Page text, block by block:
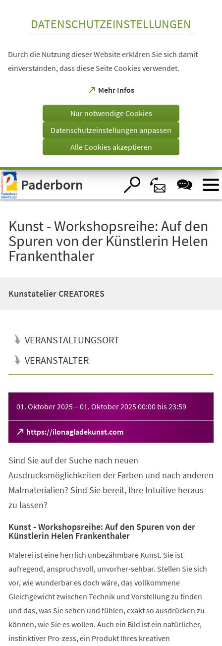
Visuelle
Assistenzsoftware
öffnen.
DATENSCHUTZEINSTELLUNGEN
Durch die Nutzung dieser Website erklären Sie sich damit
einverstanden, dass diese Seite Cookies verwendet.
Mehr Infos
(Öffnet
einem
Tab)
Nur notwendige Cookies
Datenschutzeinstellungen anpassen
Alle Cookies akzeptieren
Paderborn
Kunst - Workshopsreihe: Auf den
Spuren von der Künstlerin Helen
Frankenthaler
Kunstatelier CREATORES
VERANSTALTUNGSORT
VERANSTALTER
01. Oktober 2025– 01. Oktober 202500:00 bis23:59
https://ilonagladekunst.com
(Öffnet
in
neuen
Tab)
Sind Sie auf der Suche nach neuen
Ausdrucksmöglichkeiten der Farben und nach anderen
Malmaterialien? Sind Sie bereit, Ihre Intuitive heraus
zu lassen?
Kunst - Workshopsreihe: Auf den Spuren von der
Künstlerin Helen Frankenthaler
Malerei ist eine herrlich unbezähmbare Kunst. Sie ist
aufregend, anspruchsvoll, unvorher-sehbar. Stellen Sie sich
vor, wie wunderbar es doch wäre, das vollkommene
Gleichgewicht zwischen Technik und Vorstellung zu finden
und das, was Sie sehen und fühlen, exakt so ausdrücken zu
können, wie Sie es wollen. Auch ein Bild ist ein natürlicher,
instinktiver Pro-zess, ein Produkt Ihres kreativen